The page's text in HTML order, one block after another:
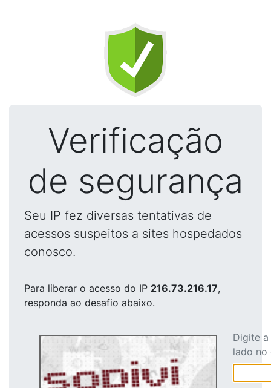
Verificação
de segurança
Seu IP fez diversas tentativas de
acessos suspeitos a sites hospedados
conosco.
Para liberar o acesso do IP 216.73.216.17,
responda ao desafio abaixo.
Digite
lado no